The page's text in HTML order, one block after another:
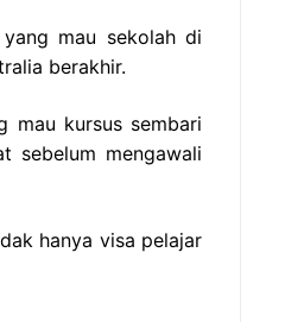
mau sekolah di
berakhir.
mau kursus sembari
sebelum mengawali
hanya visa pelajar